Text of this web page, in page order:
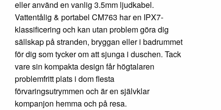
eller använd en vanlig 3.5mm ljudkabel.
Vattentålig & portabel CM763 har en IPX7-
klassificering och kan utan problem göra dig
sällskap på stranden, bryggan eller i badrummet
för dig som tycker om att sjunga i duschen. Tack
vare sin kompakta design får högtalaren
problemfritt plats i dom flesta
förvaringsutrymmen och är en självklar
kompanjon hemma och på resa.